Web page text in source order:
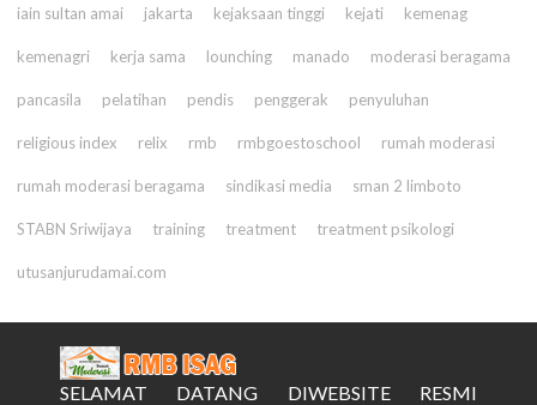
iain sultan amai jakarta kejaksaan tinggi kejati kemenag
kemenagri kerja sama lounching manado moderasi beragama
pancasila pelatihan pendis penggerak penyuluhan
religious index relix rmb rmbgoestoschool rumah moderasi
rumah moderasi beragama sindikasi media sman 2 limboto
STABN Sriwijaya training treatment treatment psikologi
utusanjurudamai.com
SELAMAT DATANG DIWEBSITE RESMI